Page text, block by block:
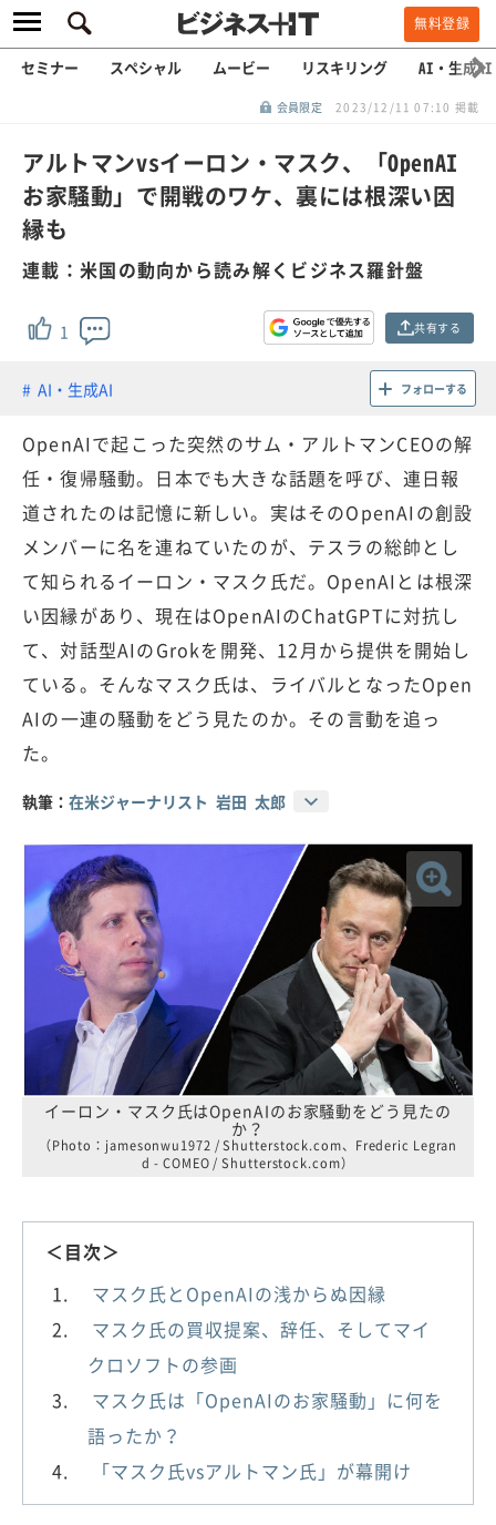
無料登録
セミナー スペシャル ムービー リスキリング AI・生成AI
会員限定 2023/12/11 07:10 掲載
アルトマンvsイーロン・マスク、「OpenAI
お家騒動」で開戦のワケ、裏には根深い因
縁も
連載：米国の動向から読み解くビジネス羅針盤
1 共有する
AI・生成AI フォローする
OpenAIで起こった突然のサム・アルトマンCEOの解
任・復帰騒動。日本でも大きな話題を呼び、連日報
道されたのは記憶に新しい。実はそのOpenAIの創設
メンバーに名を連ねていたのが、テスラの総帥とし
て知られるイーロン・マスク氏だ。OpenAIとは根深
い因縁があり、現在はOpenAIのChatGPTに対抗し
て、対話型AIのGrokを開発、12月から提供を開始し
ている。そんなマスク氏は、ライバルとなったOpen
AIの一連の騒動をどう見たのか。その言動を追っ
た。
執筆： 在米ジャーナリスト 岩田 太郎
イーロン・マスク氏はOpenAIのお家騒動をどう見たの
か？
（Photo：jamesonwu1972 / Shutterstock.com、Frederic Legran
d - COMEO / Shutterstock.com）
＜目次＞
マスク氏とOpenAIの浅からぬ因縁
マスク氏の買収提案、辞任、そしてマイ
クロソフトの参画
マスク氏は「OpenAIのお家騒動」に何を
語ったか？
「マスク氏vsアルトマン氏」が幕開け